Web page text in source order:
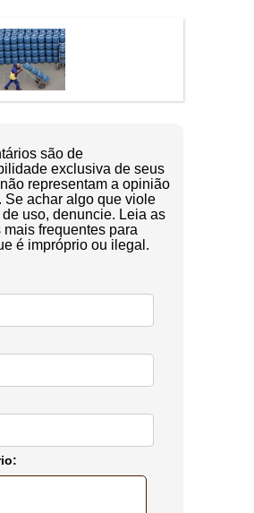
são de
exclusiva de seus
representam a opinião
Se achar algo que viole
uso, denuncie. Leia as
mais frequentes para
é impróprio ou ilegal.